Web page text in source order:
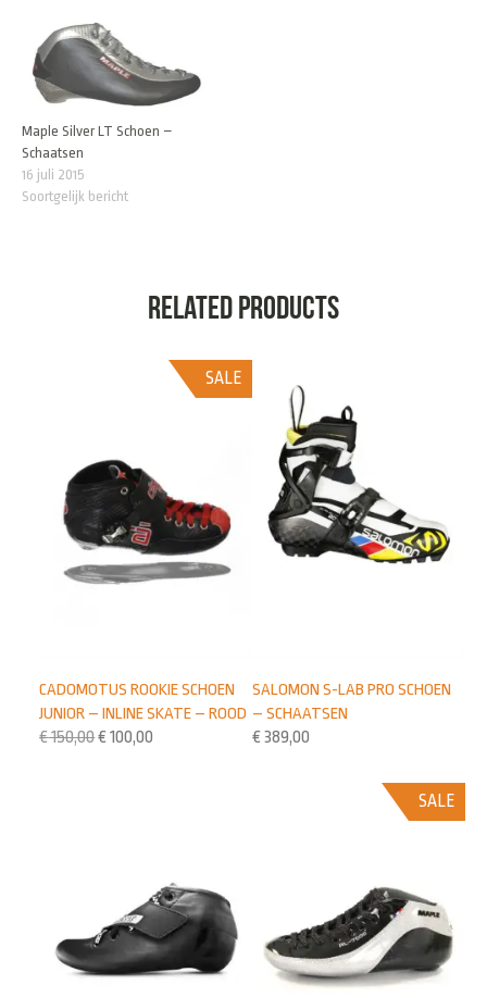
Maple Silver LT Schoen –
Schaatsen
16 juli 2015
Soortgelijk bericht
Related products
SALOMON S-LAB PRO SCHOEN
– SCHAATSEN
€ 389,00
SALE
CADOMOTUS ROOKIE SCHOEN
JUNIOR – INLINE SKATE – ROOD
€150,00€ 100,00
SALE